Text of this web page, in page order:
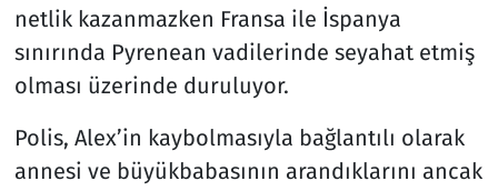
netlik kazanmazken Fransa ile İspanya
sınırında Pyrenean vadilerinde seyahat etmiş
olması üzerinde duruluyor.
Polis, Alex’in kaybolmasıyla bağlantılı olarak
annesi ve büyükbabasının arandıklarını ancak